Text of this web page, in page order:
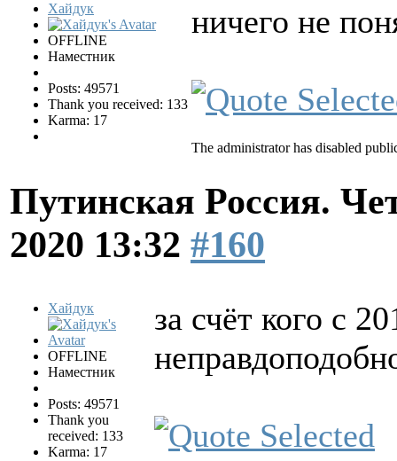
Хайдук
OFFLINE
Наместник
Posts: 49571
Thank you received: 133
Karma: 17
ничего не
The administrator has disabled
Путинская Россия.
2020 13:32 #160
Хайдук
OFFLINE
Наместник
Posts: 49571
Thank you
received: 133
Karma: 17
за счёт кого с